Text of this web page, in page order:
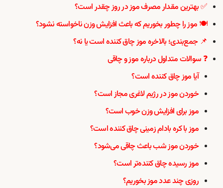
✅ بهترین مقدار مصرف موز در روز چقدر است؟
🍽️ موز را چطور بخوریم که باعث افزایش وزن ناخواسته نشود؟
📌 جمع‌بندی؛ بالاخره موز چاق کننده است یا نه؟
❓ سوالات متداول درباره موز و چاقی
آیا موز چاق کننده است؟
خوردن موز در رژیم لاغری مجاز است؟
موز برای افزایش وزن خوب است؟
موز با کره بادام زمینی چاق کننده است؟
خوردن موز شب باعث چاقی می‌شود؟
موز رسیده چاق کننده‌تر است؟
روزی چند عدد موز بخوریم؟